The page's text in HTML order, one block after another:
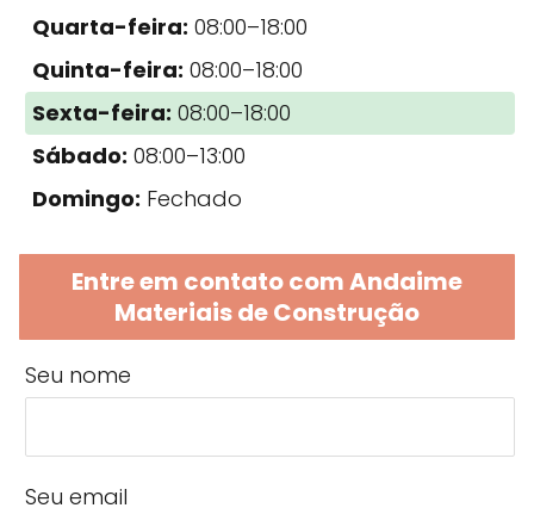
Quarta-feira: 08:00–18:00
Quinta-feira: 08:00–18:00
Sexta-feira: 08:00–18:00
Sábado: 08:00–13:00
Domingo: Fechado
Entre em contato com Andaime
Materiais de Construção
Seu nome
Seu email